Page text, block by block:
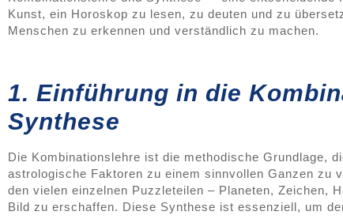
Kunst, ein Horoskop zu lesen, zu deuten und zu
Menschen zu erkennen und verständlich zu machen.
1. Einführung in die
Synthese
Die Kombinationslehre ist die methodische Grundlage,
astrologische Faktoren zu einem sinnvollen Ganzen zu
den vielen einzelnen Puzzleteilen – Planeten, Zeichen,
Bild zu erschaffen. Diese Synthese ist essenziell, um